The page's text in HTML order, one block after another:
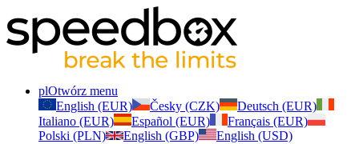
plOtwórz menu
English (EUR)
Česky (CZK)
Deutsch (EUR)
Italiano (EUR)
Español (EUR)
Français (EUR)
Polski (PLN)
English (GBP) English (USD)